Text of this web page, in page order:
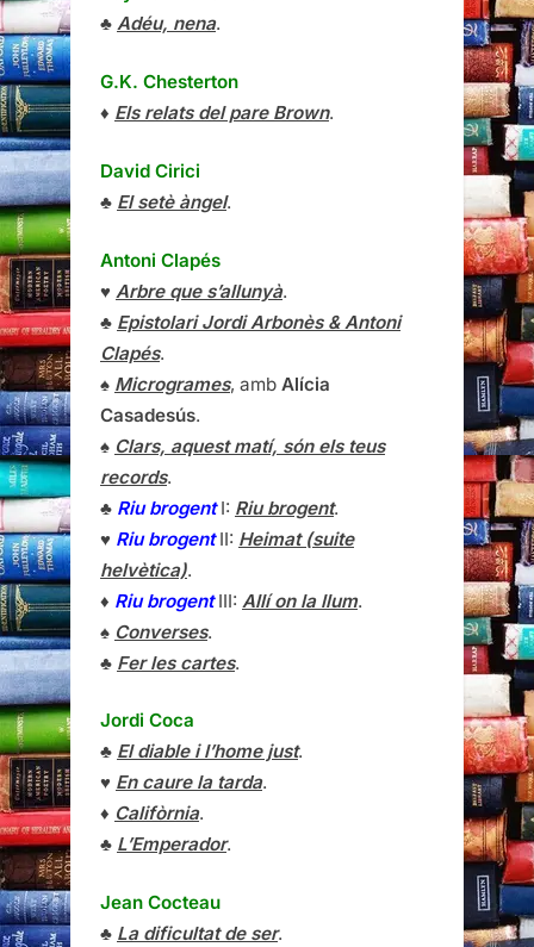
♣ Adéu, nena.
G.K. Chesterton
♦ Els relats del pare Brown.
David Cirici
♣ El setè àngel.
Antoni Clapés
♥ Arbre que s’allunyà.
♣ Epistolari Jordi Arbonès & Antoni
Clapés.
♠ Microgrames, amb Alícia
Casadesús.
♠ Clars, aquest matí, són els teus
records.
♣ Riu brogentI: Riu brogent.
♥ Riu brogentII: Heimat (suite
helvètica).
♦ Riu brogentIII: Allí on la llum.
♠ Converses.
♣ Fer les cartes.
Jordi Coca
♣ El diable i l’home just.
♥ En caure la tarda.
♦ Califòrnia.
♣ L’Emperador.
Jean Cocteau
♣ La dificultat de ser.